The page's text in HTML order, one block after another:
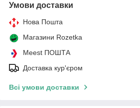
Умови доставки
Нова Пошта
Магазини Rozetka
Meest ПОШТА
Доставка кур'єром
Всі умови доставки